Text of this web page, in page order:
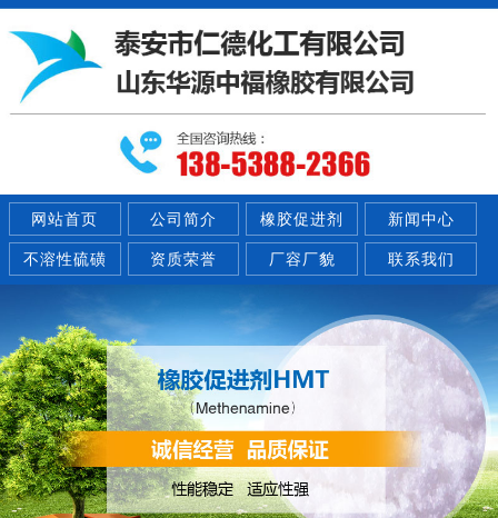
网站首页 公司简介 橡胶促进剂 新闻中心
不溶性硫磺 资质荣誉 厂容厂貌 联系我们